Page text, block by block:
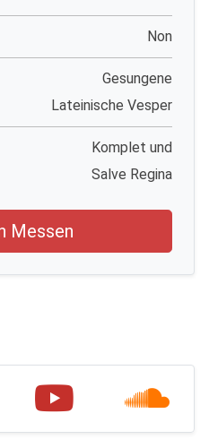
Non
Gesungene
Lateinische Vesper
Komplet und
Salve Regina
Messen